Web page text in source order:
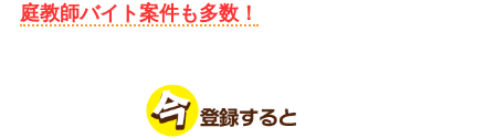
庭教師バイト案件も多数！